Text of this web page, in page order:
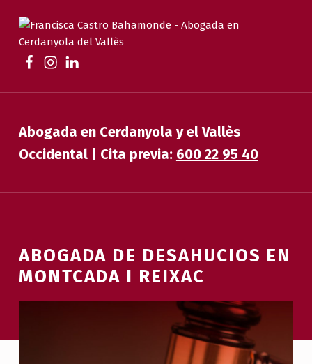
Abogada en Cerdanyola y el Vallès
Occidental | Cita previa: 600 22 95 40
ABOGADA DE DESAHUCIOS EN
MONTCADA I REIXAC